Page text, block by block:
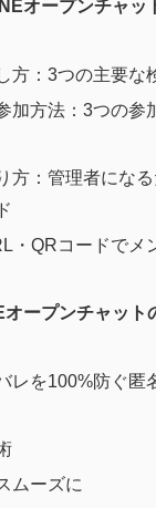
オープンチャッ
方：3つの主要な
加方法：3つの参
方：管理者にな
・QRコードでメ
ープンチャット
レを100%防ぐ匿
ムーズに